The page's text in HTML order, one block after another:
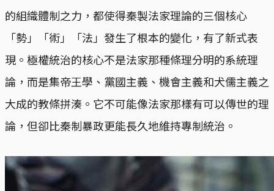
的組織體制之力，都使得秦製法家理論的三個核心
「勢」「術」「法」發生了根本的變化，有了新式表
現。極權統治的核心不是法家那種條理分明的系統理
論，而是集帝王學、黨國主義、機會主義和犬儒主義之
大成的教條拼湊。它不可能像法家那樣有可以傳世的理
論，但卻比秦制暴政更能長久地維持專制統治。